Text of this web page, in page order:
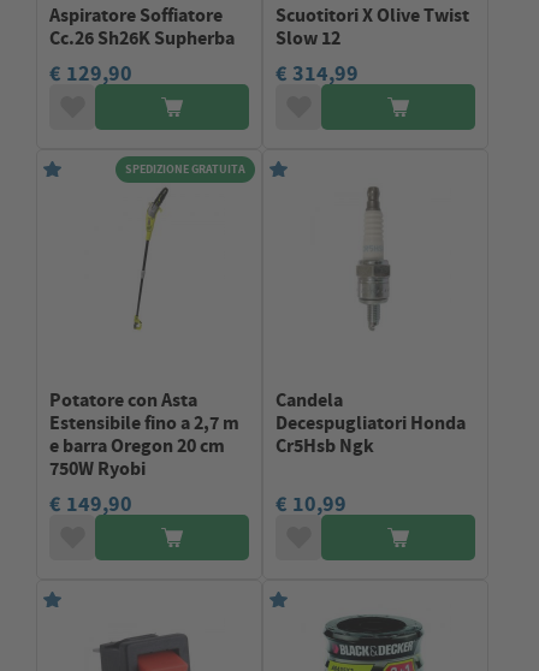
Aspiratore Soffiatore
Cc.26 Sh26K Supherba
€ 129,90
Scuotitori X Olive Twist
Slow 12
€ 314,99
SPEDIZIONE GRATUITA
Potatore con Asta
Estensibile fino a 2,7 m
e barra Oregon 20 cm
750W Ryobi
€ 149,90
Candela
Decespugliatori Honda
Cr5Hsb Ngk
€ 10,99